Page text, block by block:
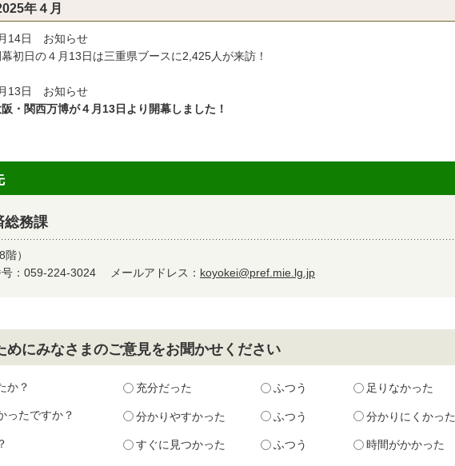
年４月
14日 お知らせ
初日の４月13日は三重県ブースに2,425人が来訪！
13日 お知らせ
阪・関西万博が４月13日より開幕しました！
務課
）
号：059-224-3024 メールアドレス： koyokei@pref.mie.lg.jp
めにみなさまのご意見をお聞かせください
か？ 充分だった ふつう 足りなかった
ったですか？ 分かりやすかった ふつう 分かりにくかった
すぐに見つかった ふつう 時間がかかった